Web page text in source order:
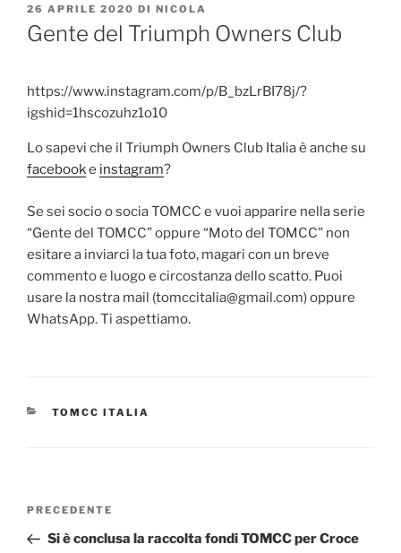
PUBBLICATO
IL
26 APRILE 2020 DI NICOLA
Gente del Triumph Owners Club
https://www.instagram.com/p/B_bzLrBI78j/?
igshid=1hscozuhz1o10
Lo sapevi che il Triumph Owners Club Italia è anche su
facebooke instagram?
Se sei socio o socia TOMCC e vuoi apparire nella serie
“Gente del TOMCC” oppure “Moto del TOMCC” non
esitare a inviarci la tua foto, magari con un breve
commento e luogo e circostanza dello scatto. Puoi
usare la nostra mail (tomccitalia@gmail.com) oppure
WhatsApp. Ti aspettiamo.
CATEGORIE
TOMCC ITALIA
Navigazione
Articolo
precedente:
PRECEDENTE
Si è conclusa la raccolta fondi TOMCC per Croce